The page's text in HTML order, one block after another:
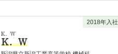
Ｋ．Ｗ
Ｋ．Ｗ
2018年入社